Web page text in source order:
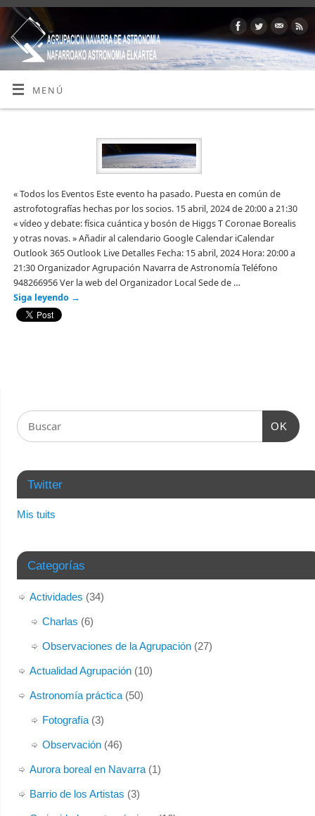
MENÚ
« Todos los Eventos Este evento ha pasado. Puesta en común de
astrofotografías hechas por los socios. 15 abril, 2024 de 20:00 a 21:30
« vídeo y debate: física cuántica y bosón de Higgs T Coronae Borealis
y otras novas. » Añadir al calendario Google Calendar iCalendar
Outlook 365 Outlook Live Detalles Fecha: 15 abril, 2024 Hora: 20:00 a
21:30 Organizador Agrupación Navarra de Astronomía Teléfono
948266956 Ver la web del Organizador Local Sede de …
Siga leyendo →
OK
Twitter
Mis tuits
Categorías
Actividades (34)
Charlas (6)
Observaciones de la Agrupación(27)
Actualidad Agrupación(10)
Astronomía práctica(50)
Fotografía(3)
Observación(46)
Aurora boreal en Navarra(1)
Barrio de los Artistas (3)